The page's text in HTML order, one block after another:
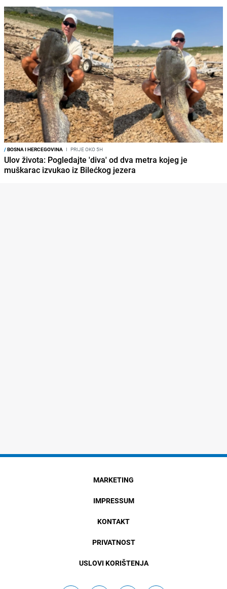
/BOSNA I HERCEGOVINA I PRIJE OKO 5H
Ulov života: Pogledajte 'diva' od dva metra kojeg je
muškarac izvukao iz Bilećkog jezera
MARKETING
IMPRESSUM
KONTAKT
PRIVATNOST
USLOVI KORIŠTENJA